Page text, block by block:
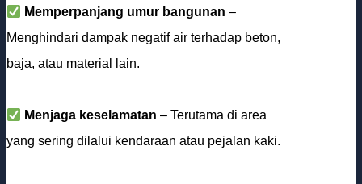
Memperpanjang umur bangunan –
Menghindari dampak negatif air terhadap beton,
baja, atau material lain.
Menjaga keselamatan – Terutama di area
yang sering dilalui kendaraan atau pejalan kaki.